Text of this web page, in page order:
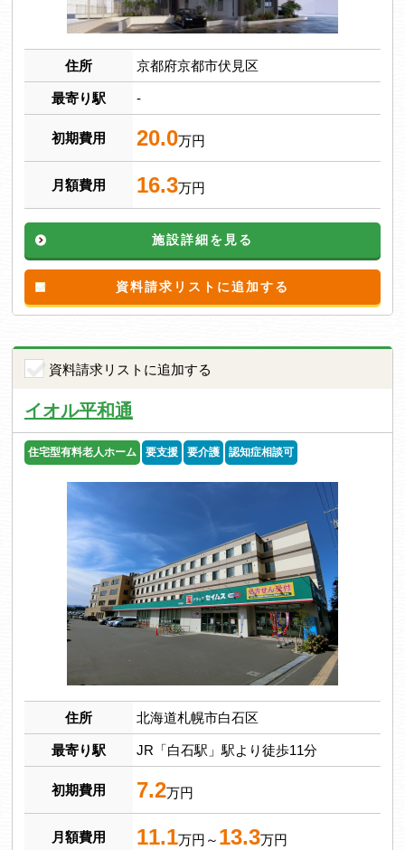
住所 京都府京都市伏見区
最寄り駅 -
初期費用 20.0万円
月額費用 16.3万円
施設詳細を見る
資料請求リストに追加する
資料請求リストに追加する
イオル平和通
住宅型有料老人ホーム 要支援 要介護 認知症相談可
住所 北海道札幌市白石区
最寄り駅 JR「白石駅」駅より徒歩11分
初期費用 7.2万円
月額費用 11.1万円～ 13.3万円